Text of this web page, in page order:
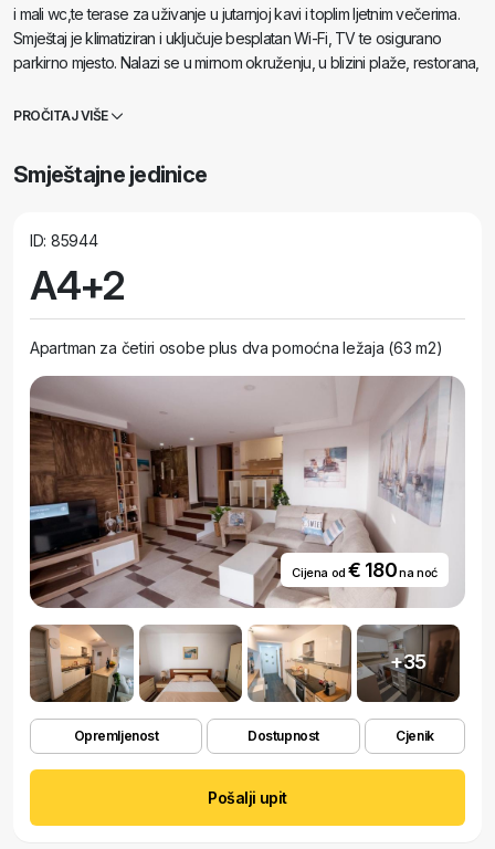
i mali wc,te terase za uživanje u jutarnjoj kavi i toplim ljetnim večerima.
Smještaj je klimatiziran i uključuje besplatan Wi-Fi, TV te osigurano
parkirno mjesto. Nalazi se u mirnom okruženju, u blizini plaže, restorana,
goste koji žele spoj mira, udobnosti i blizine mora. Radujemo se vašem
PROČITAJ VIŠE
Smještajne jedinice
ID: 85944
A4+2
Apartman za četiri osobe plus dva pomoćna ležaja (63 m2)
Cijena od€ 180na noć
+35
Opremljenost Dostupnost Cjenik
Pošalji upit